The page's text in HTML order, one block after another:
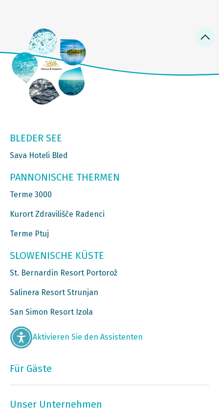
BLEDER SEE
Sava Hoteli Bled
PANNONISCHE THERMEN
Terme 3000
Kurort Zdravilišče Radenci
Terme Ptuj
SLOWENISCHE KÜSTE
St. Bernardin Resort Portorož
Salinera Resort Strunjan
San Simon Resort Izola
Aktivieren Sie den Assistenten
Für Gäste
Unser Unternehmen